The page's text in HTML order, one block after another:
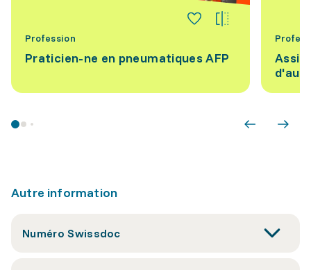
Profession
Praticien-ne en pneumatiques AFP
Autre information
Numéro Swissdoc